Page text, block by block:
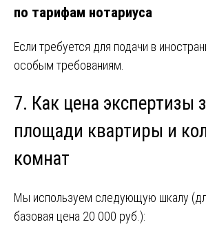
по тарифам нотариуса
Если требуется для подачи в
особым требованиям.
7. Как цена экспертизы
площади квартиры и
комнат
Мы используем следующую шкалу
базовая цена 20 000 руб.):